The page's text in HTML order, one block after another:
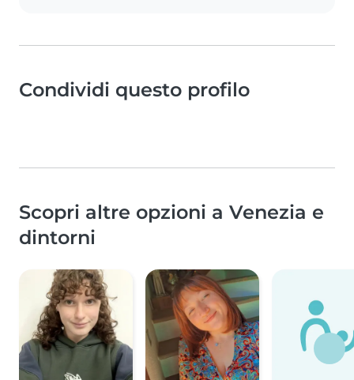
Condividi questo profilo
Scopri altre opzioni a Venezia e
dintorni